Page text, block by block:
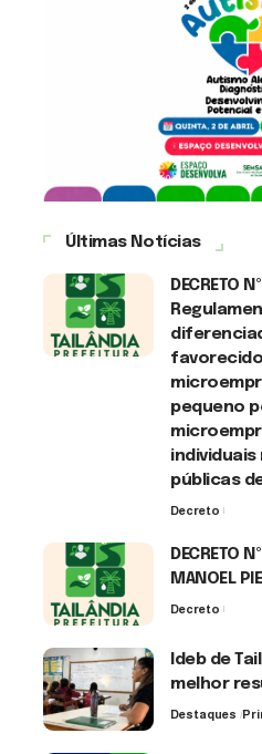
Últimas Notícias
DECRETO
pequeno
públicas
Decreto
DECRETO
MANOEL
Decreto
Ideb de
melhor
Destaques